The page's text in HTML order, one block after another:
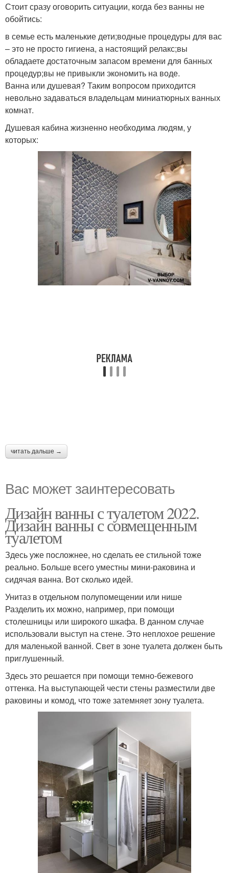
Стоит сразу оговорить ситуации, когда без ванны не
обойтись:
в семье есть маленькие дети;водные процедуры для вас
– это не просто гигиена, а настоящий релакс;вы
обладаете достаточным запасом времени для банных
процедур;вы не привыкли экономить на воде.
Ванна или душевая? Таким вопросом приходится
невольно задаваться владельцам миниатюрных ванных
комнат.
Душевая кабина жизненно необходима людям, у
которых:
читать дальше →
Вас может заинтересовать
Дизайн ванны с туалетом 2022.
Дизайн ванны с совмещенным
туалетом
Здесь уже посложнее, но сделать ее стильной тоже
реально. Больше всего уместны мини-раковина и
сидячая ванна. Вот сколько идей.
Унитаз в отдельном полупомещении или нише
Разделить их можно, например, при помощи
столешницы или широкого шкафа. В данном случае
использовали выступ на стене. Это неплохое решение
для маленькой ванной. Свет в зоне туалета должен быть
приглушенный.
Здесь это решается при помощи темно-бежевого
оттенка. На выступающей чести стены разместили две
раковины и комод, что тоже затемняет зону туалета.